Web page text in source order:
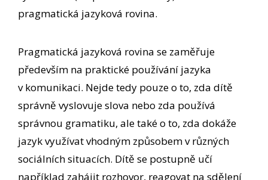
pragmatická jazyková rovina.
Pragmatická jazyková rovina se zaměřuje
především na praktické používání jazyka
v komunikaci. Nejde tedy pouze o to, zda dítě
správně vyslovuje slova nebo zda používá
správnou gramatiku, ale také o to, zda dokáže
jazyk využívat vhodným způsobem v různých
sociálních situacích. Dítě se postupně učí
například zahájit rozhovor, reagovat na sdělení